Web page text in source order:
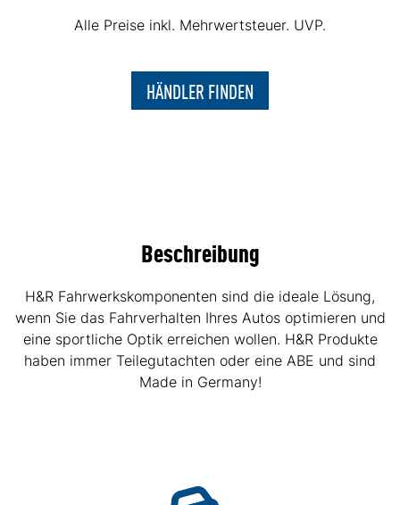
Alle Preise inkl. Mehrwertsteuer. UVP.
HÄNDLER FINDEN
Beschreibung
H&R Fahrwerkskomponenten sind die ideale Lösung,
wenn Sie das Fahrverhalten Ihres Autos optimieren und
eine sportliche Optik erreichen wollen. H&R Produkte
haben immer Teilegutachten oder eine ABE und sind
Made in Germany!